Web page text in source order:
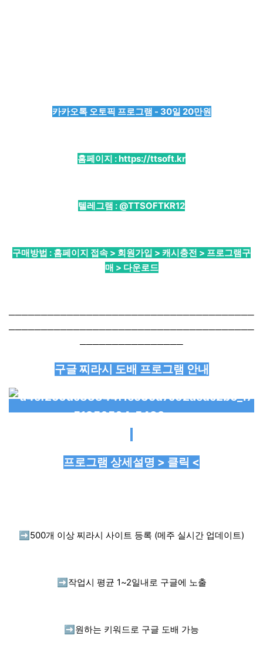
카카오톡 오토픽 프로그램 - 30일 20만원
홈페이지 :https://ttsoft.kr
텔레그램 : @TTSOFTKR12
구매방법 : 홈페이지 접속 > 회원가입 > 캐시충전 > 프로그램구
매 > 다운로드
──────────────────────────────────────
──────────────────────────────────────
────────────────
구글 찌라시 도배 프로그램 안내
프로그램 상세설명 > 클릭 <
➡️ 500개 이상 찌라시 사이트 등록 (메주 실시간 업데이트)
➡️ 작업시 평균 1~2일내로 구글에 노출
➡️ 원하는 키워드로 구글 도배 가능